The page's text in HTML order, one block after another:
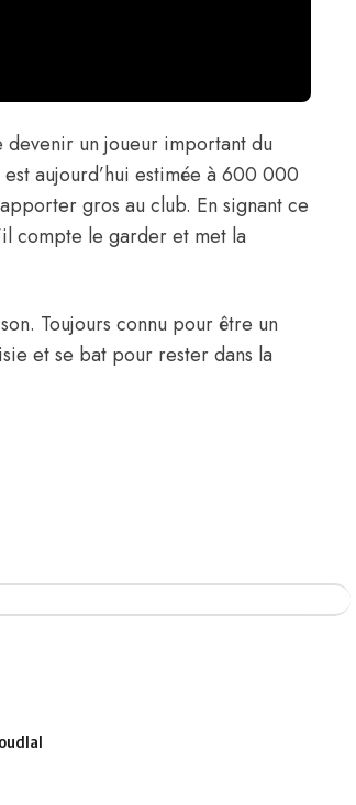
devenir un joueur important du
aujourd’hui estimée à 600 000
gros au club. En signant ce
compte le garder et met la
Toujours connu pour être un
et se bat pour rester dans la